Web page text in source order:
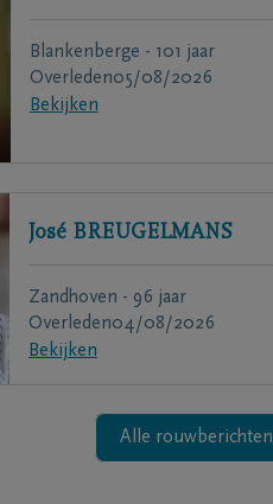
Blankenberge - 101 jaar
Overleden05/08/2026
Bekijken
José BREUGELMANS
Zandhoven - 96 jaar
Overleden04/08/2026
Bekijken
Alle rouwberichten